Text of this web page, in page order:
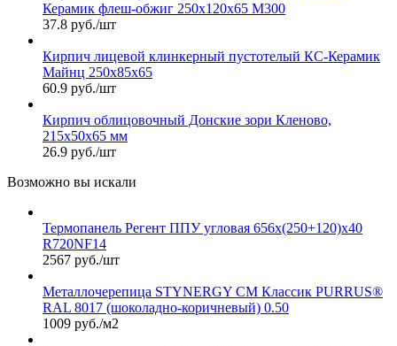
Керамик флеш-обжиг 250х120х65 М300
37.8 руб./шт
Кирпич лицевой клинкерный пустотелый КС-Керамик
Майнц 250х85х65
60.9 руб./шт
Кирпич облицовочный Донские зори Кленово,
215х50х65 мм
26.9 руб./шт
Возможно вы искали
Термопанель Регент ППУ угловая 656х(250+120)х40
R720NF14
2567 руб./шт
Металлочерепица STYNERGY СМ Классик PURRUS®
RAL 8017 (шоколадно-коричневый) 0.50
1009 руб./м2